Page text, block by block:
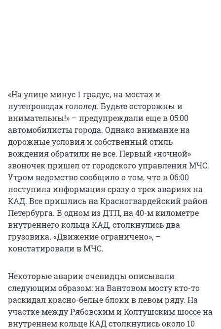
«На улице минус 1 градус, на мостах и
путепроводах гололед. Будьте осторожны и
внимательны!» – предупреждали еще в 05:00
автомобилисты города. Однако внимание на
дорожные условия и собственный стиль
вождения обратили не все. Первый «ночной»
звоночек пришел от городского управления МЧС.
Утром ведомство сообщило о том, что в 06:00
поступила информация сразу о трех авариях на
КАД. Все пришлись на Красногвардейский район
Петербурга. В одном из ДТП, на 40-м километре
внутреннего кольца КАД, столкнулись два
грузовика. «Движение ограничено», –
констатировали в МЧС.
Некоторые аварии очевидцы описывали
следующим образом: на Вантовом мосту кто-то
раскидал красно-белые блоки в левом ряду. На
участке между Рябовским и Колтушским шоссе на
внутреннем кольце КАД столкнулись около 10